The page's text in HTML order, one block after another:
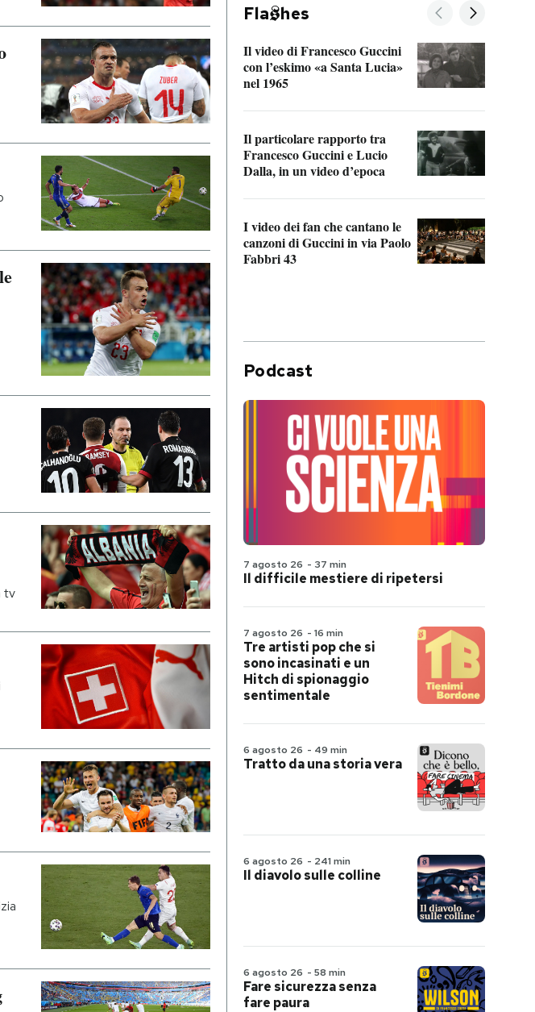
tv
Fla hes
Il video di Francesco Guccini
con l’eskimo «a Santa Lucia»
nel 1965
Il particolare rapporto tra
Francesco Guccini e Lucio
Dalla, in un video d’epoca
I video dei fan che cantano le
canzoni di Guccini in via Paolo
Fabbri 43
Podcast
7 agosto 26 - 37 min
Il difficile mestiere di ripetersi
7 agosto 26 - 16 min
Tre artisti pop che si
sono incasinati e un
Hitch di spionaggio
sentimentale
6 agosto 26 - 49 min
Tratto da una storia vera
6 agosto 26 - 241 min
Il diavolo sulle colline
6 agosto 26 - 58 min
Fare sicurezza senza
fare paura